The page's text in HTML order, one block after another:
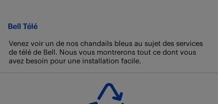
Bell Télé
Venez voir un de nos chandails bleus au sujet des services
de télé de Bell. Nous vous montrerons tout ce dont vous
avez besoin pour une installation facile.